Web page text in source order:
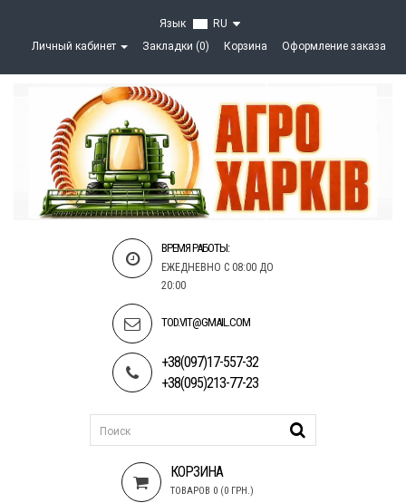
Язык
RU
Личный кабинет
Закладки (0) Корзина Оформление заказа
ВРЕМЯ РАБОТЫ:
ЕЖЕДНЕВНО С 08:00 ДО
20:00
TOD.VIT@GMAIL.COM
+38(097)17-557-32
+38(095)213-77-23
КОРЗИНА
ТОВАРОВ 0 (0 ГРН.)